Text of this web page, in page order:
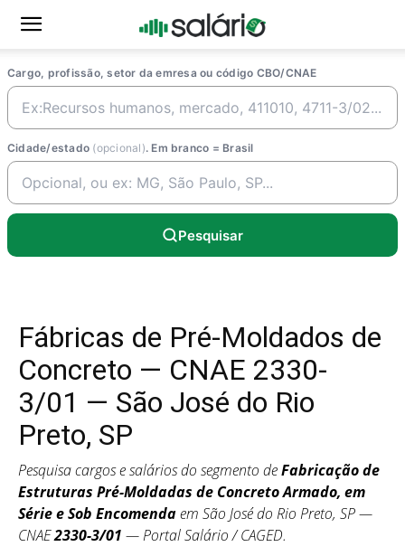
Cargo, profissão, setor da emresa ou código CBO/CNAE
Cidade/estado (opcional). Em branco = Brasil
Pesquisar
Fábricas de Pré-Moldados de
Concreto — CNAE 2330-
3/01 — São José do Rio
Preto, SP
Pesquisa cargos e salários do segmento deFabricação de
Estruturas Pré-Moldadas de Concreto Armado, em
Série e Sob Encomendaem São José do Rio Preto, SP —
CNAE2330-3/01 — Portal Salário / CAGED.